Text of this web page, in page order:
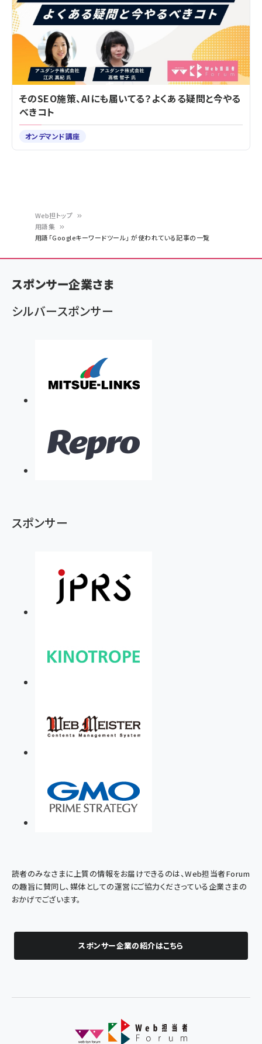
ン
く
ず
Web担トップ
用語集
用語「Googleキーワードツール」 が使われている記事の一覧
そのSEO施策、AIにも届いてる？よくある疑問と今やる
べきコト
オンデマンド講座
スポンサー企業さま
シルバースポンサー
スポンサー
読者のみなさまに上質の情報をお届けできるのは、Web担当者Forum
の趣旨に賛同し、媒体としての運営にご協力くださっている企業さまの
おかげでございます。
スポンサー企業の紹介はこちら